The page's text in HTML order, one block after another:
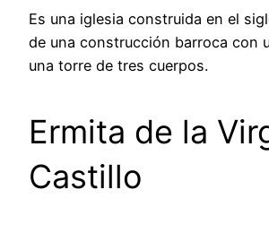
Es una iglesia construida en el
de una construcción barroca con
una torre de tres cuerpos.
Ermita de la
Castillo